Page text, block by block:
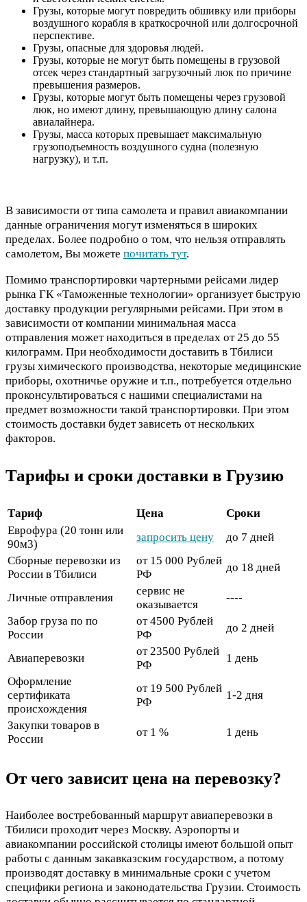
Грузы, которые могут повредить обшивку или приборы
воздушного корабля в краткосрочной или долгосрочной
перспективе.
Грузы, опасные для здоровья людей.
Грузы, которые не могут быть помещены в грузовой
отсек через стандартный загрузочный люк по причине
превышения размеров.
Грузы, которые могут быть помещены через грузовой
люк, но имеют длину, превышающую длину салона
авиалайнера.
Грузы, масса которых превышает максимальную
грузоподъемность воздушного судна (полезную
нагрузку), и т.п.
В зависимости от типа самолета и правил авиакомпании
данные ограничения могут изменяться в широких
пределах. Более подробно о том, что нельзя отправлять
самолетом, Вы можете почитать тут.
Помимо транспортировки чартерными рейсами лидер
рынка ГК «Таможенные технологии» организует быструю
доставку продукции регулярными рейсами. При этом в
зависимости от компании минимальная масса
отправления может находиться в пределах от 25 до 55
килограмм. При необходимости доставить в Тбилиси
грузы химического производства, некоторые медицинские
приборы, охотничье оружие и т.п., потребуется отдельно
проконсультироваться с нашими специалистами на
предмет возможности такой транспортировки. При этом
стоимость доставки будет зависеть от нескольких
факторов.
Тарифы и сроки доставки в Грузию
Тариф Цена
Сроки
Еврофура (20 тонн или
90м3)
запросить цену
до 7 дней
Сборные перевозки из
России в Тбилиси
от 15 000 Рублей
РФ
до 18 дней
Личные отправления
сервис не
оказывается
----
Забор груза по по
России
от 4500 Рублей
РФ
до 2 дней
Авиаперевозки
от 23500 Рублей
РФ
1 день
Оформление
сертификата
происхождения
от 19 500 Рублей
РФ
1-2 дня
Закупки товаров в
России
от 1 % 1 день
От чего зависит цена на перевозку?
Наиболее востребованный маршрут авиаперевозки в
Тбилиси проходит через Москву. Аэропорты и
авиакомпании российской столицы имеют большой опыт
работы с данным закавказским государством, а потому
производят доставку в минимальные сроки с учетом
специфики региона и законодательства Грузии. Стоимость